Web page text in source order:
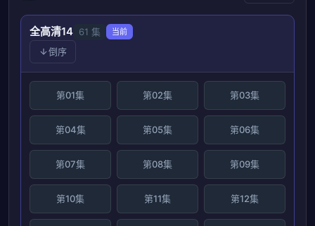
全高清14 61 集 当前
倒序
第01集 第02集 第03集
第04集 第05集 第06集
第07集 第08集 第09集
第10集 第11集 第12集